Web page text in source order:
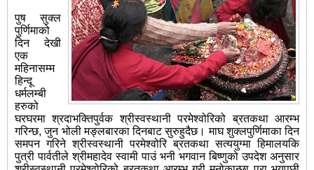
पुष सुक्ल
पुर्णिमाको
दिन देखी
एक
महिनासम्म
हिन्दू
धर्मलम्बी
हरुको
घरघरमा श्रदाभक्तिपुर्वक श्रीस्वस्थानी परमेश्वोरिको ब्रतकथा आरम्भ
गरिन्छ, जुन भोली मङ्लबारका दिनबाट सुरुहुदैछ। माघ शुक्लपुर्णिमाका दिन
समपन गरिने श्रीस्वस्थानी परमेश्वोरि ब्रतकथा सत्ययुग्मा हिमालयकि
पुत्री पार्वतीले श्रीमहादेव स्वामी पाउं भनी भगवान बिष्णुको उपदेश अनुसार